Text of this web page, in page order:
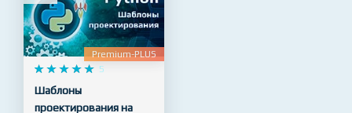
NEW